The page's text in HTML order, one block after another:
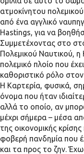
ατμοκίνητου
από ένα αγγλικό
Hastings, για να
Συμμετέχοντας στο
Πολεμικού Ναυτικού,
πολεμικό πλοίο που
καθοριστικό ρόλο
Η Καρτερία, φυσικά,
όνομα που ήταν
αλλά το οποίο, αν
μέχρι σήμερα – μέσα
της οικονομικής
φοβερή πανδημία που
και τα προς το ζην.